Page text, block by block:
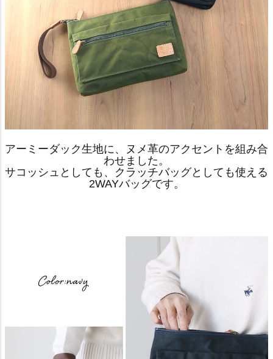
アーミーダック生地に、ヌメ革のアクセントを組み合
わせました。
サコッシュとしても、クラッチバッグとしても使える
2WAYバッグです。